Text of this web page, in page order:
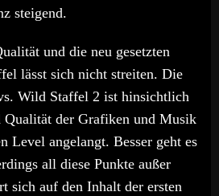
steigend.
und die neu gesetzten
lässt sich nicht streiten. Die
Wild Staffel 2 ist hinsichtlich
Qualität der Grafiken und Musik
Level angelangt. Besser geht es
all diese Punkte außer
sich auf den Inhalt der ersten